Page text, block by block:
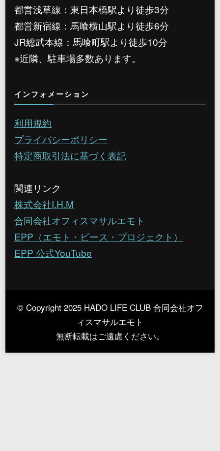
都営浅草線：東日本橋駅より徒歩3分
都営新宿線：馬喰横山駅より徒歩6分
JR総武本線：馬喰町駅より徒歩10分
※近隣、駐車場多数あります。
インフォメーション
利用規約
プライバシーポリシー
特定商取引法に基づく表記
関連リンク
株式会社I.H.M
合同会社オフィスマサルエモト
EPP（エモト・ピース・プロジェクト）
EPP 公式YouTube
© Copyright 2025 HADO LIFE CLUB 合同会社オフ
ィスマサルエモト
無断転載はご遠慮ください。